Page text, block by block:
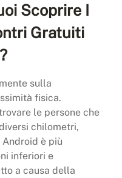
Scoprire I
Gratuiti
sulla
fisica.
le persone che
chilometri,
Android è più
inferiori e
a causa della